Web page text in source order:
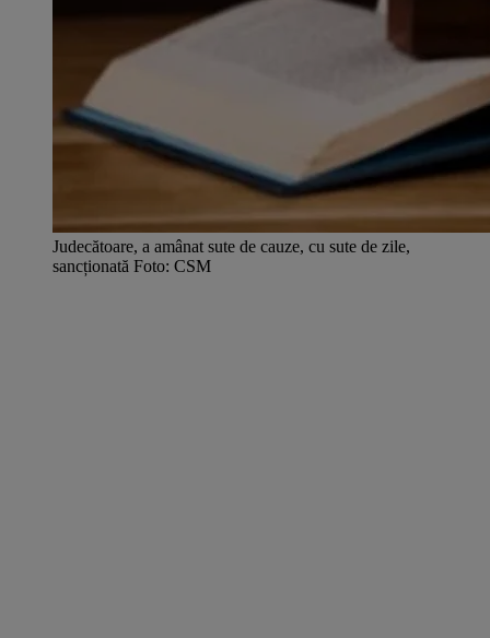
Judecătoare, a amânat sute de cauze, cu sute de zile,
sancționată Foto: CSM